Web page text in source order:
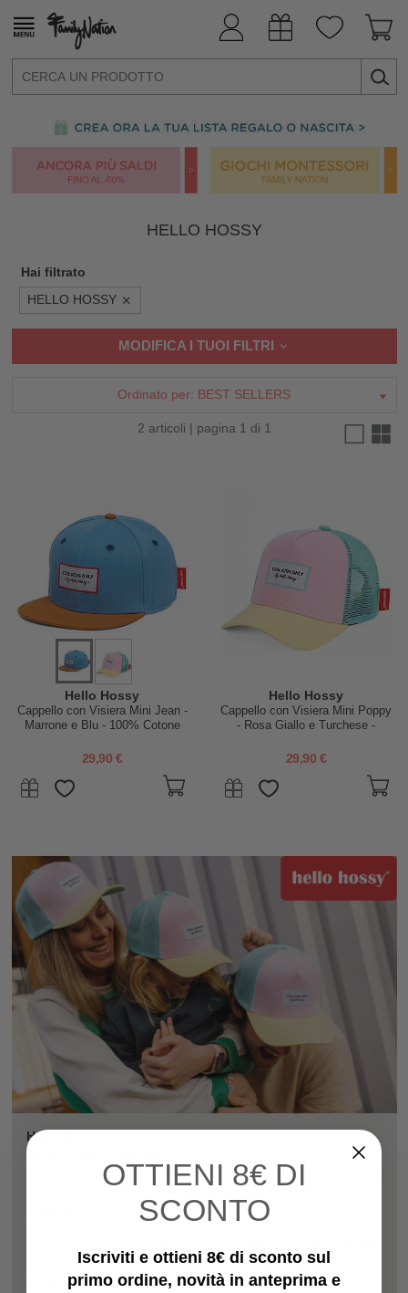
HELLO HOSSY
Hai filtrato
HELLO HOSSY
MODIFICA I TUOI FILTRI
Ordinato per: BEST SELLERS
2 articoli | pagina 1 di 1
Hello Hossy
Cappello con Visiera Mini Jean -
Marrone e Blu - 100% Cotone
29,90 €
Hello Hossy
Cappello con Visiera Mini Poppy
- Rosa Giallo e Turchese -
29,90 €
Hello Hossy®
dall’idea di due genitori appassionati di viaggi e vita outdoor, il
, pensate per esprimere la personalità dei
visiere protettive, vestibilità regolabile emateriali leggeri e
confortevoligarantiscono comodità durante tutte le attività
OTTIENI 8€ DI
SCONTO
Iscriviti e ottieni 8€ di sconto sul
primo ordine, novità in anteprima e